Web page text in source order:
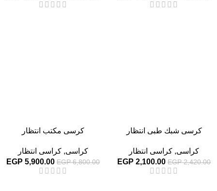
كرسى شبك طبى انتظار
كراسى, كراسى انتظار
EGP2,420.00
EGP 2,100.00
كرسى مكتب انتظار
كراسى, كراسى انتظار
EGP6,800.00
EGP 5,900.00